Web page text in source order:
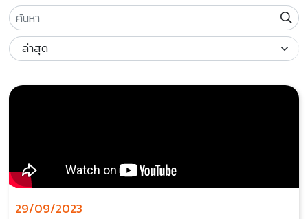
29/09/2023